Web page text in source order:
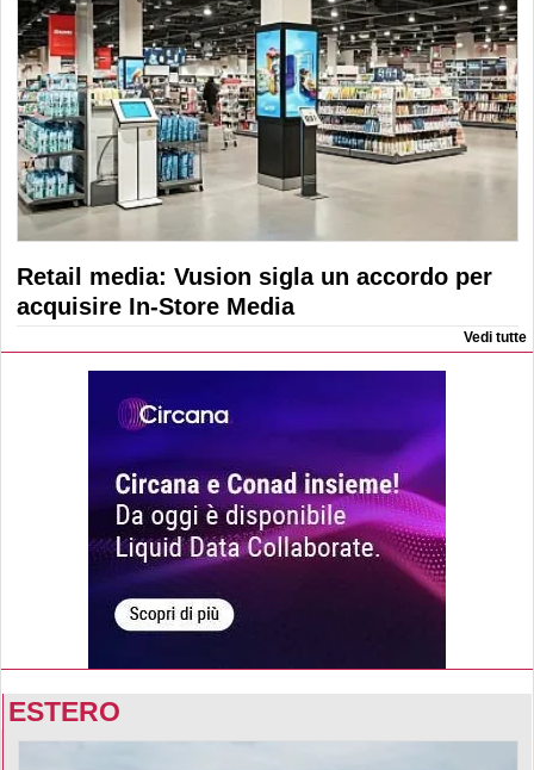
Retail media: Vusion sigla un accordo per
acquisire In-Store Media
Vedi tutte
ESTERO